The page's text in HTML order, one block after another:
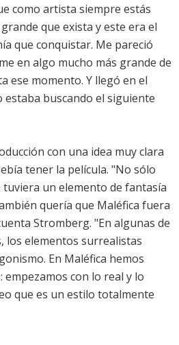
como artista siempre estás
que exista y este era el
que conquistar. Me pareció
en algo mucho más grande de
ese momento. Y llegó en el
buscando el siguiente
con una idea muy clara
tener la película. "No sólo
un elemento de fantasía
quería que Maléfica fuera
Stromberg. "En algunas de
los elementos surrealistas
En Maléfica hemos
con lo real y lo
que es un estilo totalmente